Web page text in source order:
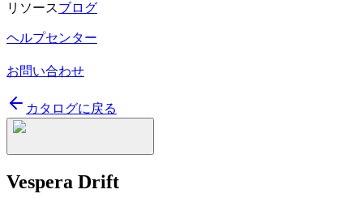
リソースブログ
ヘルプセンター
お問い合わせ
カタログに戻る
Vespera Drift